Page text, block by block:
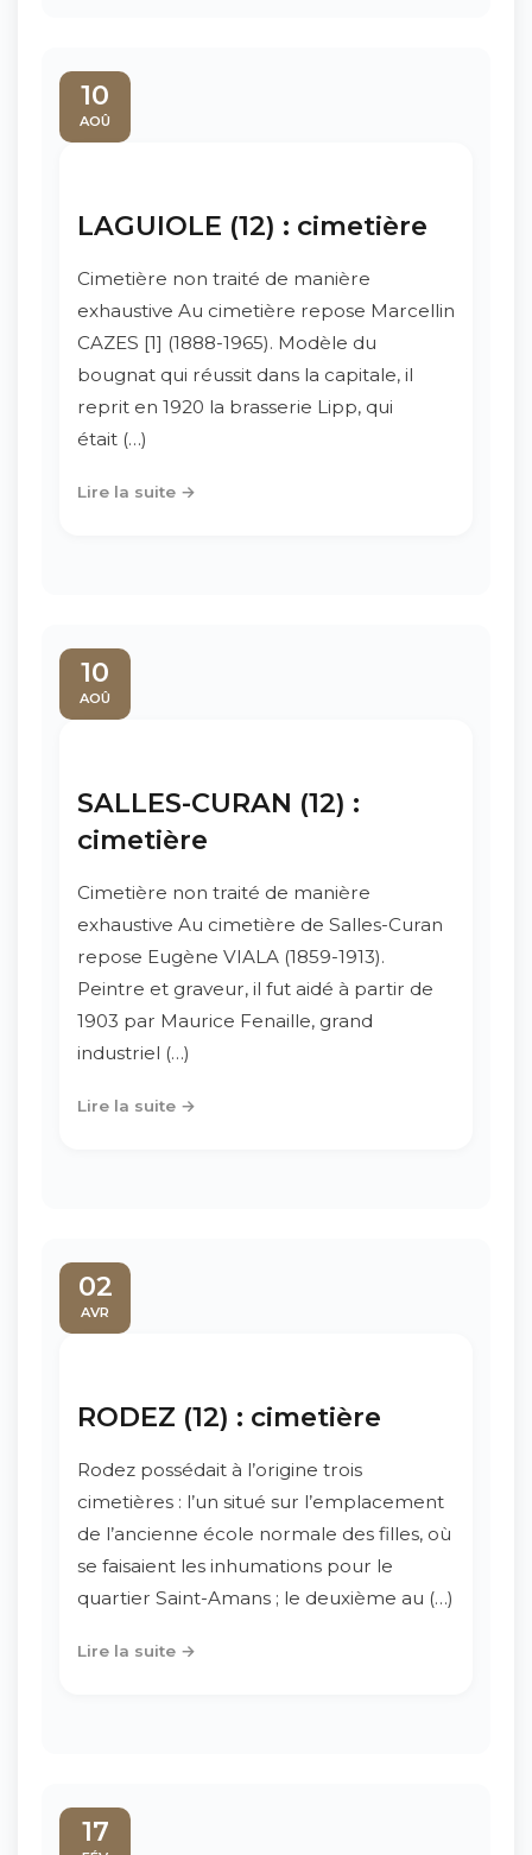
10
AOÛ
LAGUIOLE (12) : cimetière
Cimetière non traité de manière
exhaustive Au cimetière repose Marcellin
CAZES [1] (1888-1965). Modèle du
bougnat qui réussit dans la capitale, il
reprit en 1920 la brasserie Lipp, qui
était (…)
Lire la suite →
10
AOÛ
SALLES-CURAN (12) :
cimetière
Cimetière non traité de manière
exhaustive Au cimetière de Salles-Curan
repose Eugène VIALA (1859-1913).
Peintre et graveur, il fut aidé à partir de
1903 par Maurice Fenaille, grand
industriel (…)
Lire la suite →
02
AVR
RODEZ (12) : cimetière
Rodez possédait à l’origine trois
cimetières : l’un situé sur l’emplacement
de l’ancienne école normale des filles, où
se faisaient les inhumations pour le
quartier Saint-Amans ; le deuxième au (…)
Lire la suite →
17